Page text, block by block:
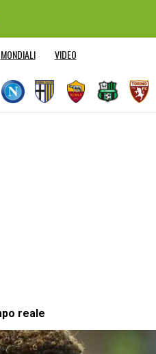
MONDIALI VIDEO
reale